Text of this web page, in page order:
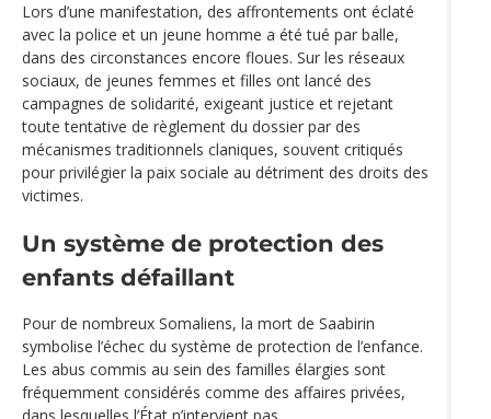
Lors d’une manifestation, des affrontements ont éclaté
avec la police et un jeune homme a été tué par balle,
dans des circonstances encore floues. Sur les réseaux
sociaux, de jeunes femmes et filles ont lancé des
campagnes de solidarité, exigeant justice et rejetant
toute tentative de règlement du dossier par des
mécanismes traditionnels claniques, souvent critiqués
pour privilégier la paix sociale au détriment des droits des
victimes.
Un système de protection des
enfants défaillant
Pour de nombreux Somaliens, la mort de Saabirin
symbolise l’échec du système de protection de l’enfance.
Les abus commis au sein des familles élargies sont
fréquemment considérés comme des affaires privées,